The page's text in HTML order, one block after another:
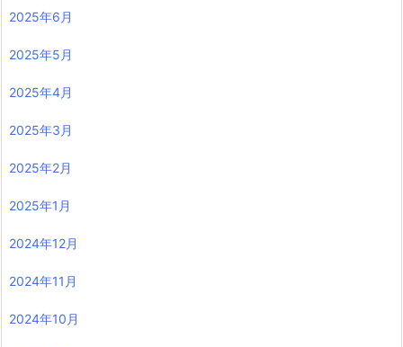
2025年6月
2025年5月
2025年4月
2025年3月
2025年2月
2025年1月
2024年12月
2024年11月
2024年10月